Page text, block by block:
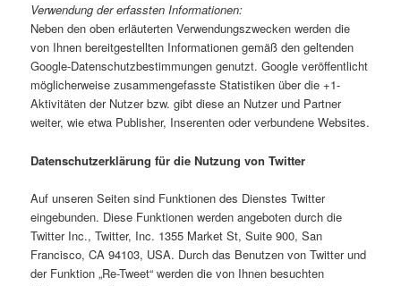
Verwendung der erfassten Informationen:
Neben den oben erläuterten Verwendungszwecken werden die
von Ihnen bereitgestellten Informationen gemäß den geltenden
Google-Datenschutzbestimmungen genutzt. Google veröffentlicht
möglicherweise zusammengefasste Statistiken über die +1-
Aktivitäten der Nutzer bzw. gibt diese an Nutzer und Partner
weiter, wie etwa Publisher, Inserenten oder verbundene Websites.
Datenschutzerklärung für die Nutzung von Twitter
Auf unseren Seiten sind Funktionen des Dienstes Twitter
eingebunden. Diese Funktionen werden angeboten durch die
Twitter Inc., Twitter, Inc. 1355 Market St, Suite 900, San
Francisco, CA 94103, USA. Durch das Benutzen von Twitter und
der Funktion „Re-Tweet“ werden die von Ihnen besuchten